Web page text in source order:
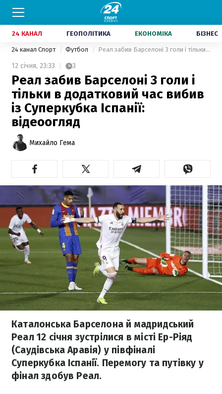
24 КАНАЛ ГЕОПОЛІТИКА ЕКОНОМІКА БІЗНЕС
24 канал Спорт Футбол Реал забив Барселоні 3 голи і тільки в додатковий час вибив із Суперкубка Іспанії: відеоогляд
12 січня, 23:33 3
Реал забив Барселоні 3 голи і
тільки в додатковий час вибив
із Суперкубка Іспанії:
відеоогляд
Михайло Гема
Каталонська Барселона й мадридський
Реал 12 січня зустрілися в місті Ер-Ріяд
(Саудівська Аравія) у півфіналі
Суперкубка Іспанії. Перемогу та путівку у
фінал здобув Реал.